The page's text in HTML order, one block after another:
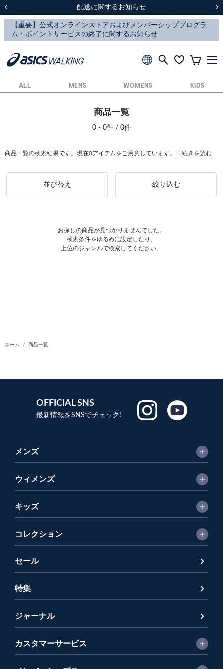
スクスク（SUKU2）価格改定のお知らせ
配送に関するお知らせ
スクスク（SUKU2）価格改定のお知らせ
配送に関するお知らせ
ALL MENS WOMENS KIDS
商品一覧
0 - 0件 / 0件
商品一覧の検索結果です。現在0アイテムをご用意しています。 ...続きを読む
並び替え 絞り込む
お探しの商品が見つかりませんでした。
検索条件をゆるめに設定したり、
上位のジャンルで検索してください。
ホーム 商品一覧
OFFICIAL SNS
最新情報をSNSでチェック!
メンズ
ウィメンズ
キッズ
コレクション
セール
特集
ジャーナル
カスタマーサービス